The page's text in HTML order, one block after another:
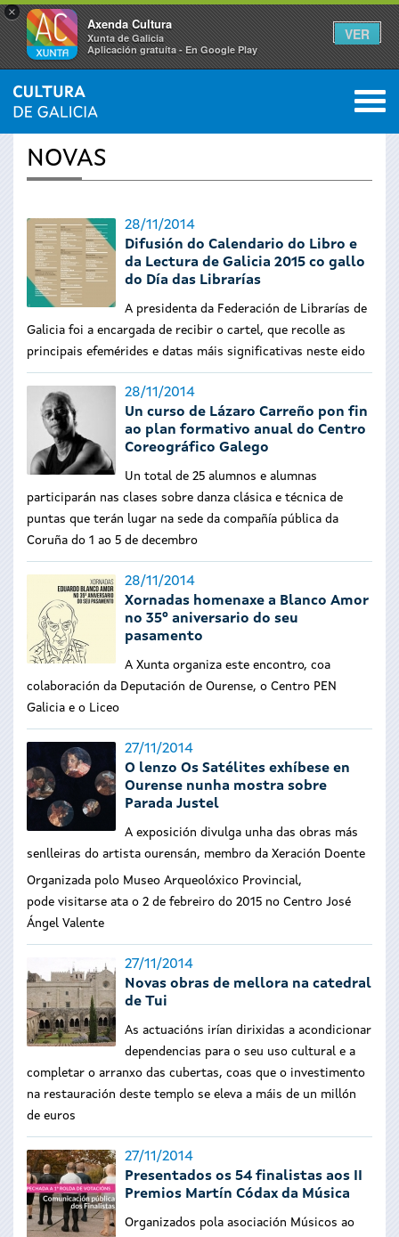
×
Axenda Cultura
Xunta de Galicia
Aplicación gratuíta - En Google Play
VER
Vostede
está
aquí
INICIO › ACTUALIDADE 0
NOVAS
28/11/2014
Difusión do Calendario do Libro e
da Lectura de Galicia 2015 co gallo
do Día das Librarías
A presidenta da Federación de Librarías de
Galicia foi a encargada de recibir o cartel, que recolle as
principais efemérides e datas máis significativas neste eido
28/11/2014
Un curso de Lázaro Carreño pon fin
ao plan formativo anual do Centro
Coreográfico Galego
Un total de 25 alumnos e alumnas
participarán nas clases sobre danza clásica e técnica de
puntas que terán lugar na sede da compañía pública da
Coruña do 1 ao 5 de decembro
28/11/2014
Xornadas homenaxe a Blanco Amor
no 35º aniversario do seu
pasamento
A Xunta organiza este encontro, coa
colaboración da Deputación de Ourense, o Centro PEN
Galicia e o Liceo
27/11/2014
O lenzo Os Satélites exhíbese en
Ourense nunha mostra sobre
Parada Justel
A exposición divulga unha das obras más
senlleiras do artista ourensán, membro da Xeración Doente
Organizada polo Museo Arqueolóxico Provincial,
pode visitarse ata o 2 de febreiro do 2015 no Centro José
Ángel Valente
27/11/2014
Novas obras de mellora na catedral
de Tui
As actuacións irían dirixidas a acondicionar
dependencias para o seu uso cultural e a
completar o arranxo das cubertas, coas que o investimento
na restauración deste templo se eleva a máis de un millón
de euros
27/11/2014
Presentados os 54 finalistas aos II
Premios Martín Códax da Música
Organizados pola asociación Músicos ao